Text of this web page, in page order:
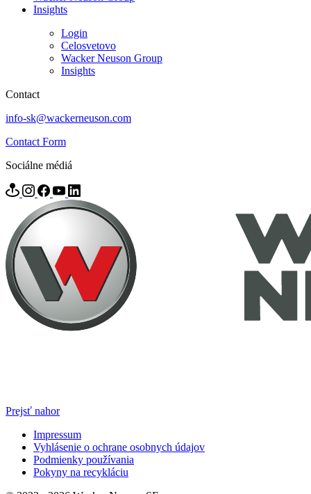
Insights
Login
Celosvetovo
Wacker Neuson Group
Insights
Contact
info-sk@wackerneuson.com
Contact Form
Sociálne médiá
Prejsť nahor
Impressum
Vyhlásenie o ochrane osobnych údajov
Podmienky používania
Pokyny na recykláciu